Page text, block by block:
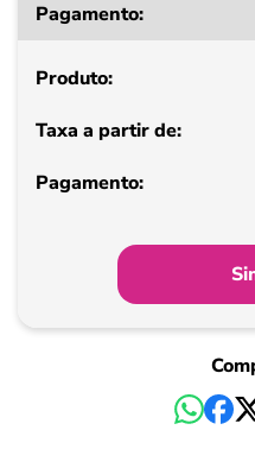
a
de
Pagamento